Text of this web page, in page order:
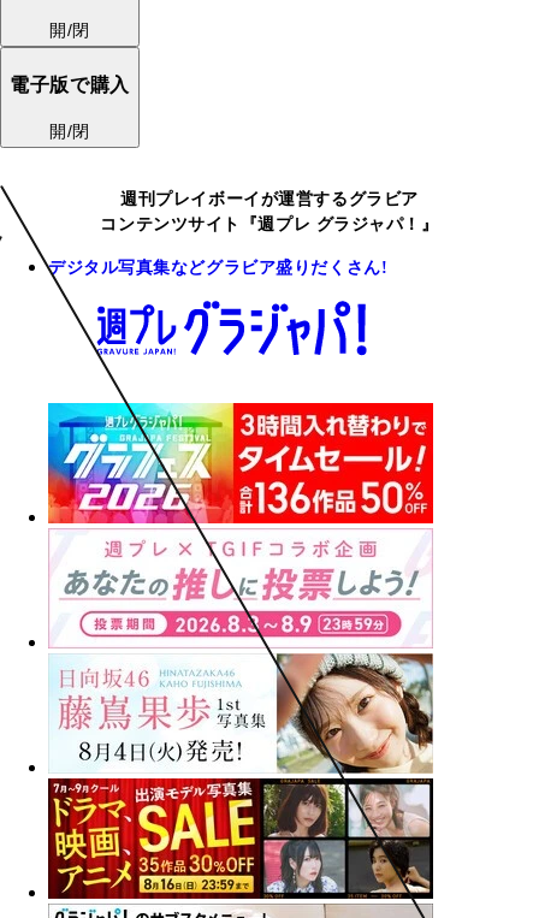
開/閉
電子版で購入
開/閉
週刊プレイボーイが運営するグラビア
コンテンツサイト『週プレ グラジャパ！』
デジタル写真集などグラビア盛りだくさん!